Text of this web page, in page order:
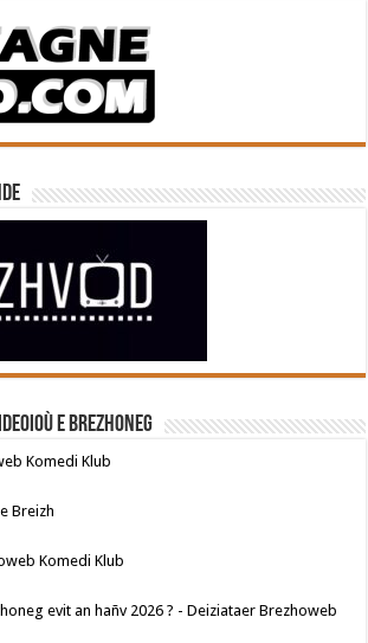
e brezhoneg
Komedi Klub
Breizh
Komedi Klub
evit an hañv 2026 ? - Deiziataer Brezhoweb